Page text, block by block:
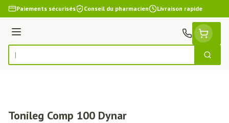
Aller au contenu
Paiements sécurisés Conseil du pharmacien Livraison rapide
Menu
Rechercher
Tonileg Comp 100 Dynar